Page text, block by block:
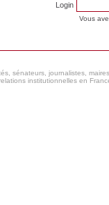
Login
Vous
sénateurs, journalistes,
institutionnelles en